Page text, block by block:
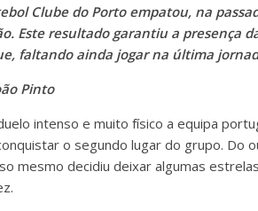
Clube do Porto empatou, na
Este resultado garantiu a presença
faltando ainda jogar na última
Pinto
intenso e muito físico a equipa
o segundo lugar do grupo. Do
mesmo decidiu deixar algumas